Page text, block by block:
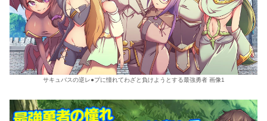
サキュバスの逆レ●プに憧れてわざと負けようとする最強勇者 画像1